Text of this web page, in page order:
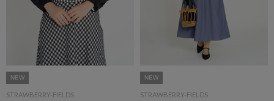
NEW
STRAWBERRY-FIELDS
NEW
STRAWBERRY-FIELDS